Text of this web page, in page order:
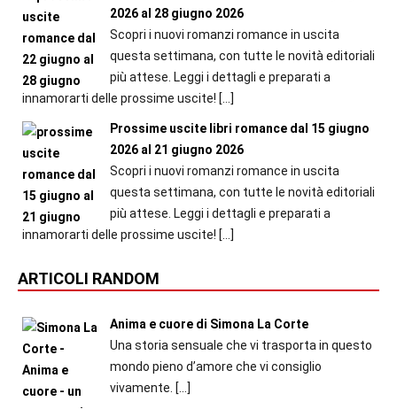
2026 al 28 giugno 2026
Scopri i nuovi romanzi romance in uscita
questa settimana, con tutte le novità editoriali
più attese. Leggi i dettagli e preparati a
innamorarti delle prossime uscite! […]
Prossime uscite libri romance dal 15 giugno
2026 al 21 giugno 2026
Scopri i nuovi romanzi romance in uscita
questa settimana, con tutte le novità editoriali
più attese. Leggi i dettagli e preparati a
innamorarti delle prossime uscite! […]
ARTICOLI RANDOM
Anima e cuore di Simona La Corte
Una storia sensuale che vi trasporta in questo
mondo pieno d’amore che vi consiglio
vivamente. […]